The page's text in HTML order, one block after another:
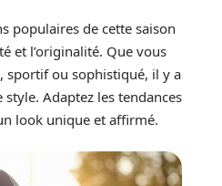
populaires de cette saison
et l’originalité. Que vous
sportif ou sophistiqué, il y a
Adaptez les tendances
look unique et affirmé.